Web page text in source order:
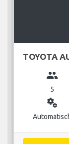
TOYOTA
group
5
miscellaneous_services